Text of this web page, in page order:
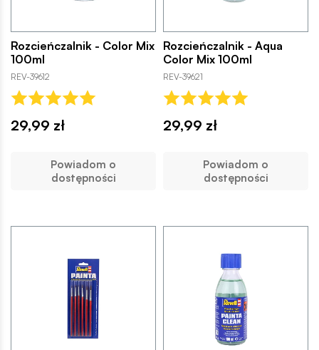
Rozcieńczalnik - Color Mix
100ml
REV-39612
29,99 zł
Powiadom o
dostępności
Rozcieńczalnik - Aqua
Color Mix 100ml
REV-39621
29,99 zł
Powiadom o
dostępności